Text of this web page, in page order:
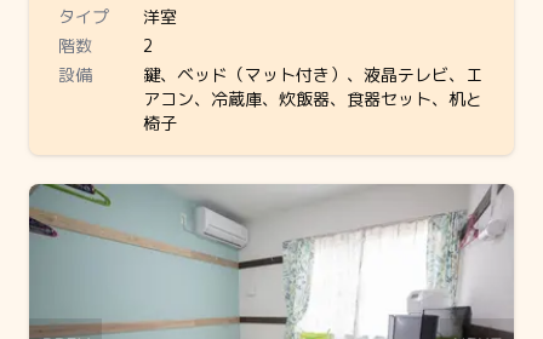
タイプ
洋室
階数
2
設備
鍵、ベッド（マット付き）、液晶テレビ、エ
アコン、冷蔵庫、炊飯器、食器セット、机と
椅子
Slide 1 of 1